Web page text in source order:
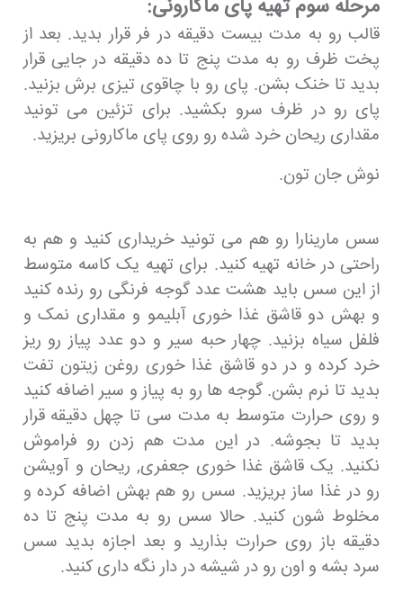
مرحله سوم تهیه پای ماکارونی:
قالب رو به مدت بیست دقیقه در فر قرار بدید. بعد از
پخت ظرف رو به مدت پنج تا ده دقیقه در جایی قرار
بدید تا خنک بشن. پای رو با چاقوی تیزی برش بزنید.
پای رو در ظرف سرو بکشید. برای تزئین می تونید
مقداری ریحان خرد شده رو روی پای ماکارونی بریزید.
نوش جان تون.
سس مارینارا رو هم می تونید خریداری کنید و هم به
راحتی در خانه تهیه کنید. برای تهیه یک کاسه متوسط
از این سس باید هشت عدد گوجه فرنگی رو رنده کنید
و بهش دو قاشق غذا خوری آبلیمو و مقداری نمک و
فلفل سیاه بزنید. چهار حبه سیر و دو عدد پیاز رو ریز
خرد کرده و در دو قاشق غذا خوری روغن زیتون تفت
بدید تا نرم بشن. گوجه ها رو به پیاز و سیر اضافه کنید
و روی حرارت متوسط به مدت سی تا چهل دقیقه قرار
بدید تا بجوشه. در این مدت هم زدن رو فراموش
نکنید. یک قاشق غذا خوری جعفری, ریحان و آویشن
رو در غذا ساز بریزید. سس رو هم بهش اضافه کرده و
مخلوط شون کنید. حالا سس رو به مدت پنج تا ده
دقیقه باز روی حرارت بذارید و بعد اجازه بدید سس
سرد بشه و اون رو در شیشه در دار نگه داری کنید.